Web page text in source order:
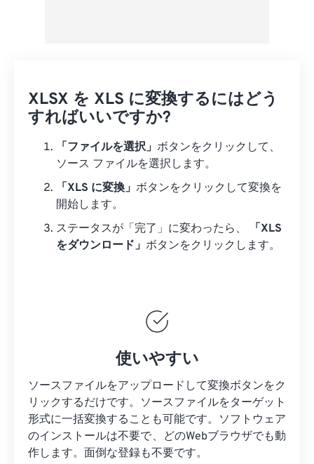
XLSX を XLS に変換するにはどう
すればいいですか?
「ファイルを選択」 ボタンをクリックして、
ソース ファイルを選択します。
「XLS に変換」 ボタンをクリックして変換を
開始します。
ステータスが「完了」に変わったら、
「XLS
をダウンロード」 ボタンをクリックします。
使いやすい
ソースファイルをアップロードして変換ボタンをク
リックするだけです。ソースファイルをターゲット
形式に一括変換することも可能です。ソフトウェア
のインストールは不要で、どのWebブラウザでも動
作します。面倒な登録も不要です。